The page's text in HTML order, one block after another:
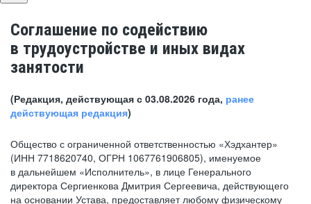
Соглашение по содействию
в трудоустройстве и иных видах
занятости
(Редакция, действующая с 03.08.2026 года, ранее
действующая редакция)
Общество с ограниченной ответственностью «Хэдхантер»
(ИНН 7718620740, ОГРН 1067761906805), именуемое
в дальнейшем «Исполнитель», в лице Генерального
директора Сергиенкова Дмитрия Сергеевича, действующего
на основании Устава, предоставляет любому физическому